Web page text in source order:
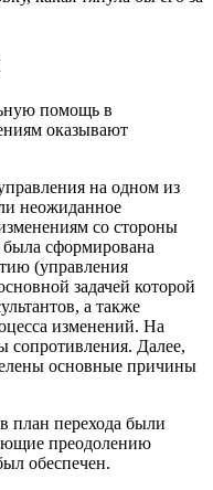
помощь в
оказывают
на одном из
неожиданное
со стороны
была сформирована
(управления
задачей которой
а также
изменений. На
Далее,
основные причины
план перехода были
преодолению
обеспечен.